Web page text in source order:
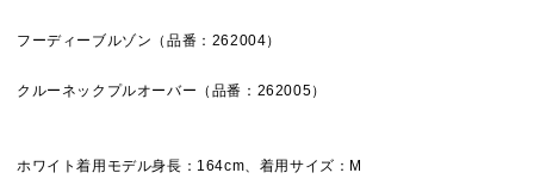
フーディーブルゾン（品番：262004）
クルーネックプルオーバー（品番：262005）
ホワイト着用モデル身長：164cm、着用サイズ：M